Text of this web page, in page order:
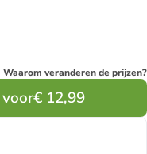
Waarom veranderen de prijzen?
€ 12,99